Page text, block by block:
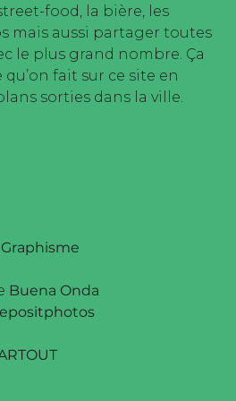
food, la bière, les
mais aussi partager toutes
le plus grand nombre. Ça
fait sur ce site en
sorties dans la ville.
Graphisme
Buena Onda